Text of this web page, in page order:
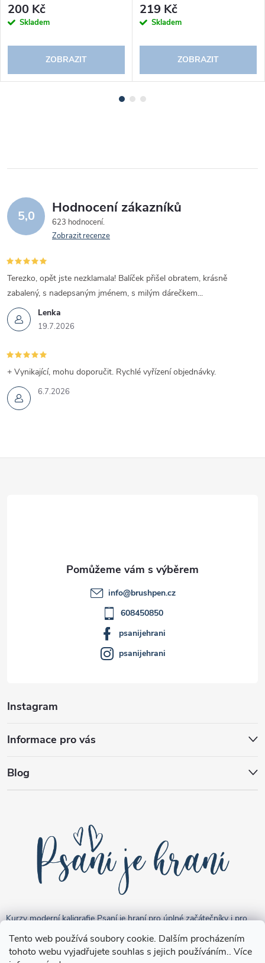
Tento web používá soubory cookie. Dalším procházením
tohoto webu vyjadřujete souhlas s jejich používáním.. Více
200 Kč
Skladem
ZOBRAZIT
219 Kč
Skladem
ZOBRAZIT
5,0 Hodnocení zákazníků
623 hodnocení
Zobrazit recenze
Lenka
19.7.2026
Terezko, opět jste nezklamala! Balíček přišel obratem, krásně
zabalený, s nadepsaným jménem, s milým dárečkem...
6.7.2026
+ Vynikající, mohu doporučit. Rychlé vyřízení objednávky.
Instagram
Informace pro vás
Blog
info@brushpen.cz
608450850
psanijehrani
psanijehrani
Kurzy moderní kaligrafie Psaní je hraní pro úplné začátečníky i pro
pokročilejší "kreativce".